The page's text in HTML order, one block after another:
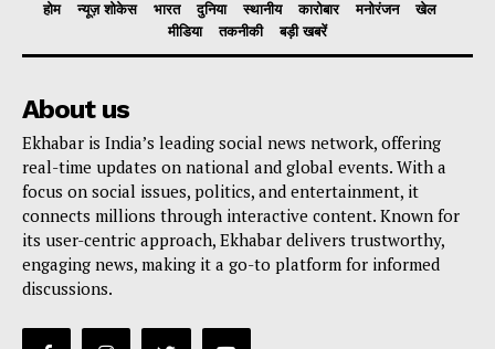
होम न्यूज़ शोकेस भारत दुनिया स्थानीय कारोबार मनोरंजन
खेल
मीडिया
तकनीकी बड़ी खबरें
About us
Ekhabar is India’s leading social news network, offering
real-time updates on national and global events. With a
focus on social issues, politics, and entertainment, it
connects millions through interactive content. Known for
its user-centric approach, Ekhabar delivers trustworthy,
engaging news, making it a go-to platform for informed
discussions.